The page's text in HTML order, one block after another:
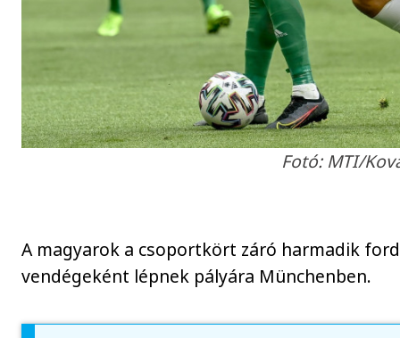
Fotó: MTI/
A magyarok a csoportkört záró harmadik
vendégeként lépnek pályára Münchenben.